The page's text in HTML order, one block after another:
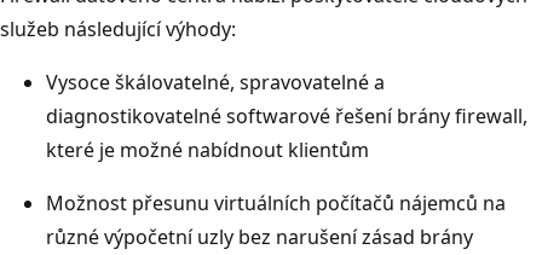
služeb následující výhody:
Vysoce škálovatelné, spravovatelné a
diagnostikovatelné softwarové řešení brány firewall,
které je možné nabídnout klientům
Možnost přesunu virtuálních počítačů nájemců na
různé výpočetní uzly bez narušení zásad brány